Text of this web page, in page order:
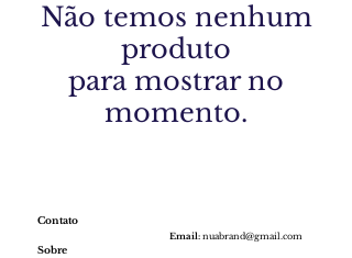
Não temos nenhum
produto
para mostrar no
momento.
Email: nuabrand@gmail.com
Contato
Sobre